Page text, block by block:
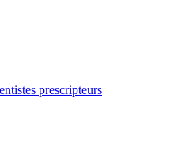
prescripteurs